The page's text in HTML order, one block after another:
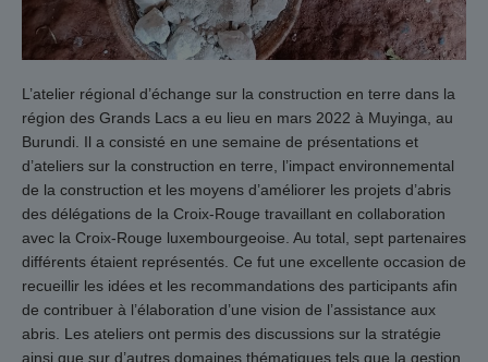
L’atelier régional d’échange sur la construction en terre dans la
région des Grands Lacs a eu lieu en mars 2022 à Muyinga, au
Burundi. Il a consisté en une semaine de présentations et
d’ateliers sur la construction en terre, l’impact environnemental
de la construction et les moyens d’améliorer les projets d’abris
des délégations de la Croix-Rouge travaillant en collaboration
avec la Croix-Rouge luxembourgeoise. Au total, sept partenaires
différents étaient représentés. Ce fut une excellente occasion de
recueillir les idées et les recommandations des participants afin
de contribuer à l’élaboration d’une vision de l’assistance aux
abris. Les ateliers ont permis des discussions sur la stratégie
ainsi que sur d’autres domaines thématiques tels que la gestion